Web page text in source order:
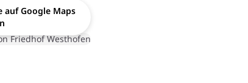
auf Google Maps